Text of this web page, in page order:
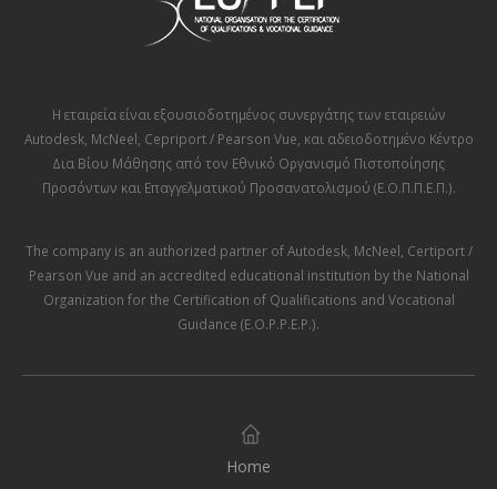
Η εταιρεία είναι εξουσιοδοτημένος συνεργάτης των εταιρειών
Autodesk, McNeel Cepriport / Pearson Vue , και αδειοδοτημένο Κέντρο
Δια Βίου Μάθησης από τον Εθνικό Οργανισμό Πιστοποίησης
Προσόντων και Επαγγελματικού Προσανατολισμού (Ε.Ο.Π.Π.Ε.Π.).
The company is an authorized partner ofAutodesk, McNeel Certiport /
Pearson Vue and an accredited educational institution by the National
Organization for the Certification of Qualifications and Vocational
Guidance (E.O.P.P.E.P.).
Home